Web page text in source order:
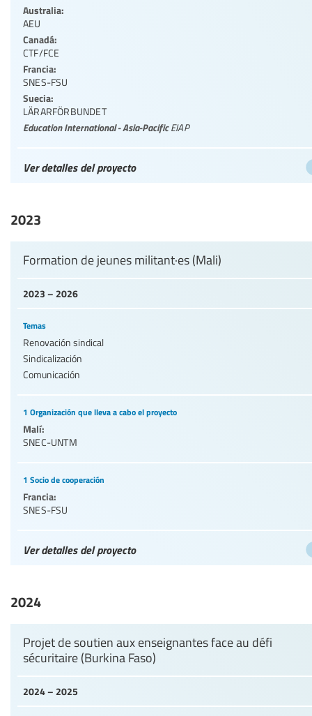
Australia:
AEU
Canadá:
CTF/FCE
Francia:
SNES-FSU
Suecia:
LÄRARFÖRBUNDET
Education International - Asia-PacificEIAP
Ver detalles del proyecto
2023
2023 – 2026
Formation de jeunes militant·es (Mali)
Temas
Renovación sindical
Sindicalización
Comunicación
1 Organización que lleva a cabo el proyecto
Malí:
SNEC-UNTM
1 Socio de cooperación
Francia:
SNES-FSU
Ver detalles del proyecto
2024
2024 – 2025
Projet de soutien aux enseignantes face au défi
sécuritaire (Burkina Faso)